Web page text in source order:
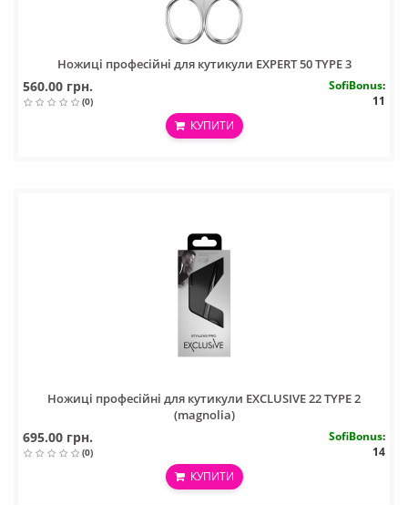
Ножиці професійні для кутикули EXPERT 50 TYPE 3
560.00 грн.
(0)
SofiBonus:
11
КУПИТИ
Ножиці професійні для кутикули EXCLUSIVE 22 TYPE 2
(magnolia)
695.00 грн.
(0)
SofiBonus:
14
КУПИТИ